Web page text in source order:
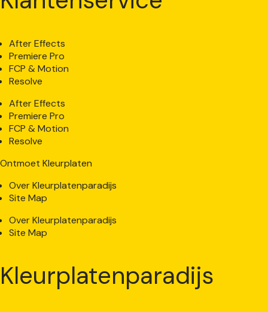
After Effects
Premiere Pro
FCP & Motion
Resolve
After Effects
Premiere Pro
FCP & Motion
Resolve
Ontmoet Kleurplaten
Over Kleurplatenparadijs
Site Map
Over Kleurplatenparadijs
Site Map
Kleurplatenparadijs